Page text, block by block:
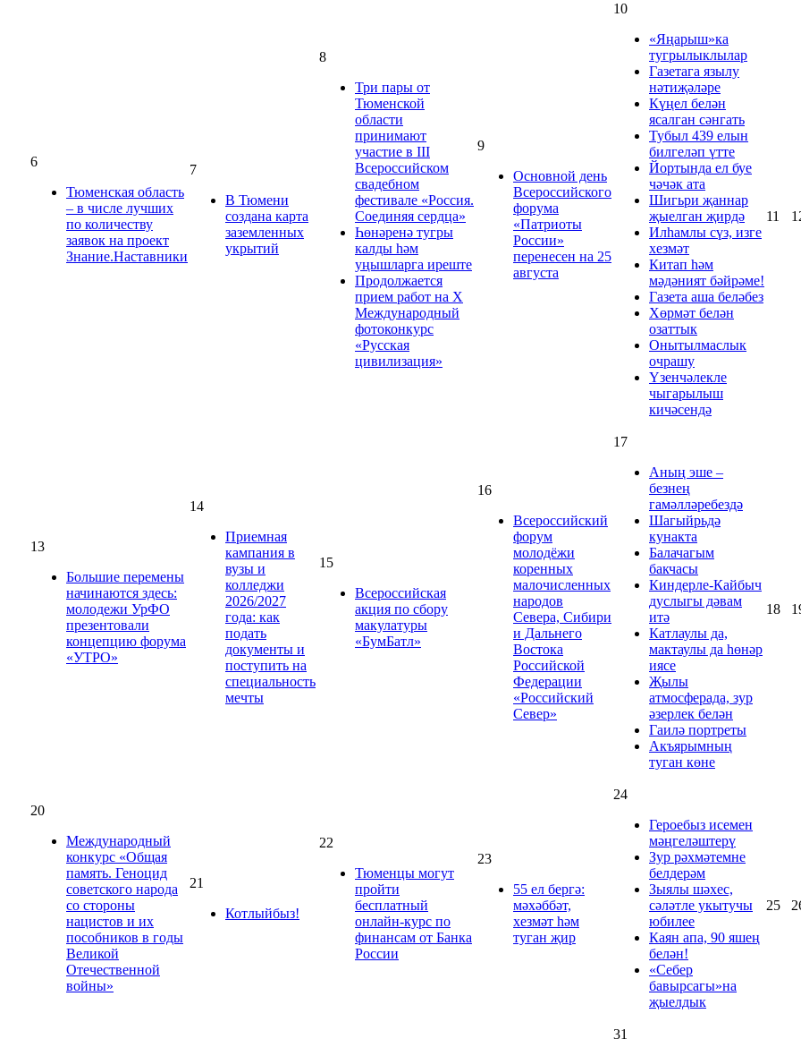
6
Тюменская область
– в числе лучших
по количеству
заявок на проект
Знание.Наставники
7
В Тюмени
создана карта
заземленных
укрытий
8
Три пары от
Тюменской
области
принимают
участие в III
Всероссийском
свадебном
фестивале «Россия.
Соединяя сердца»
Һөнәренә тугры
калды һәм
уңышларга иреште
Продолжается
прием работ на Х
Международный
фотоконкурс
«Русская
цивилизация»
9
Основной день
Всероссийского
форума
«Патриоты
России»
перенесен на 25
августа
10
«Яңарыш»ка
тугрылыклылар
Газетага язылу
нәтиҗәләре
Күңел белән
ясалган сәнгать
Тубыл 439 елын
билгеләп үтте
Йортында ел буе
чәчәк ата
Шигьри җаннар
җыелган җирдә
Илһамлы сүз, изге
хезмәт
Китап һәм
мәдәният бәйрәме!
Газета аша беләбез
Хөрмәт белән
озаттык
Онытылмаслык
очрашу
Үзенчәлекле
чыгарылыш
кичәсендә
11
13
Большие перемены
начинаются здесь:
молодежи УрФО
презентовали
концепцию форума
«УТРО»
14
Приемная
кампания в
вузы и
колледжи
2026/2027
года: как
подать
документы и
поступить на
специальность
мечты
15
Всероссийская
акция по сбору
макулатуры
«БумБатл»
16
Всероссийский
форум
молодёжи
коренных
малочисленных
народов
Севера, Сибири
и Дальнего
Востока
Российской
Федерации
«Российский
Север»
17
Аның эше –
безнең
гамәлләребездә
Шагыйрьдә
кунакта
Балачагым
бакчасы
Киндерле-Кайбыч
дуслыгы дәвам
итә
Катлаулы да,
мактаулы да һөнәр
иясе
Җылы
атмосферада, зур
әзерлек белән
Гаилә портреты
Акъярымның
туган көне
18
20
Международный
конкурс «Общая
память. Геноцид
советского народа
со стороны
нацистов и их
пособников в годы
Великой
Отечественной
войны»
21
Котлыйбыз!
22
Тюменцы могут
пройти
бесплатный
онлайн-курс по
финансам от Банка
России
23
55 ел бергә:
мәхәббәт,
хезмәт һәм
туган җир
24
Героебыз исемен
мәңгеләштерү
Зур рәхмәтемне
белдерәм
Зыялы шәхес,
сәләтле укытучы
юбилее
Каян апа, 90 яшең
белән!
«Себер
бавырсагы»на
җыелдык
25
31